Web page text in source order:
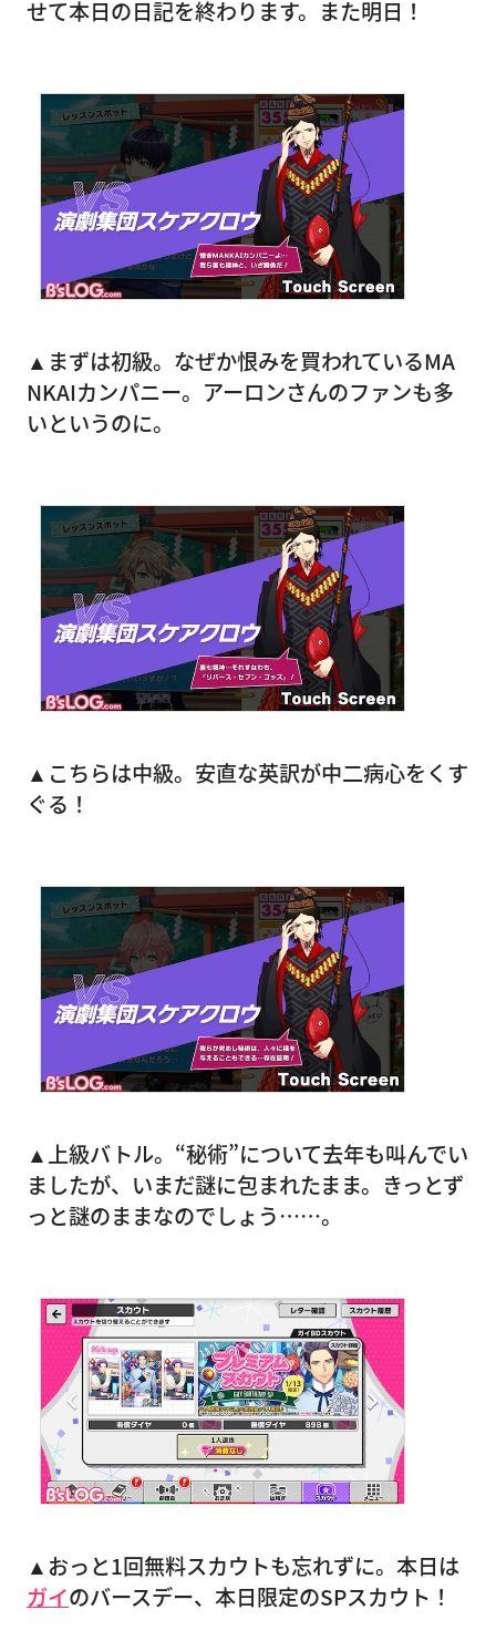
せて本日の日記を終わります。また明日！
▲まずは初級。なぜか恨みを買われているMA
NKAIカンパニー。アーロンさんのファンも多
いというのに。
▲こちらは中級。安直な英訳が中二病心をくす
ぐる！
▲上級バトル。“秘術”について去年も叫んでい
ましたが、いまだ謎に包まれたまま。きっとず
っと謎のままなのでしょう……。
▲おっと1回無料スカウトも忘れずに。本日は
ガイのバースデー、本日限定のSPスカウト！